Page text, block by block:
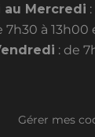
au Mercredi
7h30 à
: de
Gérer mes